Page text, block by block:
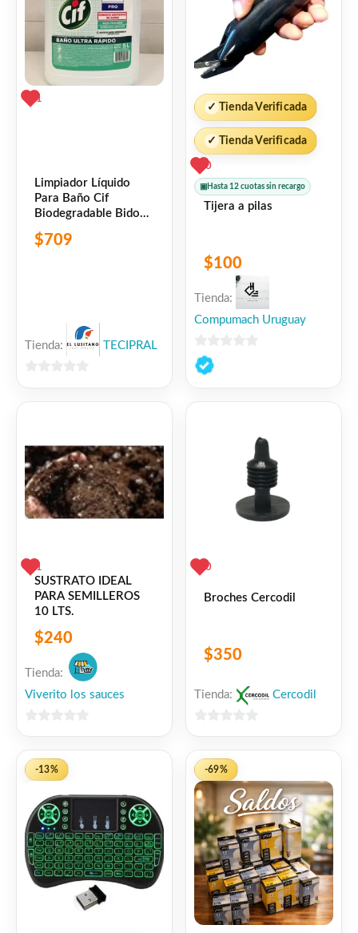
Share Facebook
WhatsApp
Gmail
Email
Copy
Link
Twitter
Share
👍 2 personas recomiendan este producto
1
Limpiador Líquido
Para Baño Cif
Biodegradable Bidon
5 L
$709
Tienda: TECIPRAL
✓ Tienda Verificada
✓ Tienda Verificada
0
▣ Hasta 12 cuotas sin recargo
Tijera a pilas
$100
Tienda:
Compumach Uruguay
0
de
1
SUSTRATO IDEAL
PARA SEMILLEROS
10 LTS.
$240
Tienda:
Viverito los sauces
5
0
Broches Cercodil
$350
Tienda: Cercodil
5
-13% -69%